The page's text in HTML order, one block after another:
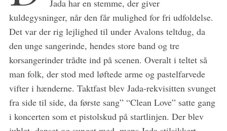
Jada har en stemme, der giver
kuldegysninger, når den får mulighed for fri udfoldelse.
Det var der rig lejlighed til under Avalons teltdug, da
den unge sangerinde, hendes store band og tre
korsangerinder trådte ind på scenen. Overalt i teltet så
man folk, der stod med løftede arme og pastelfarvede
vifter i hænderne. Taktfast blev Jada-rekvisitten svunget
fra side til side, da første sang” “Clean Love” satte gang
i koncerten som et pistolskud på startlinjen. Der blev